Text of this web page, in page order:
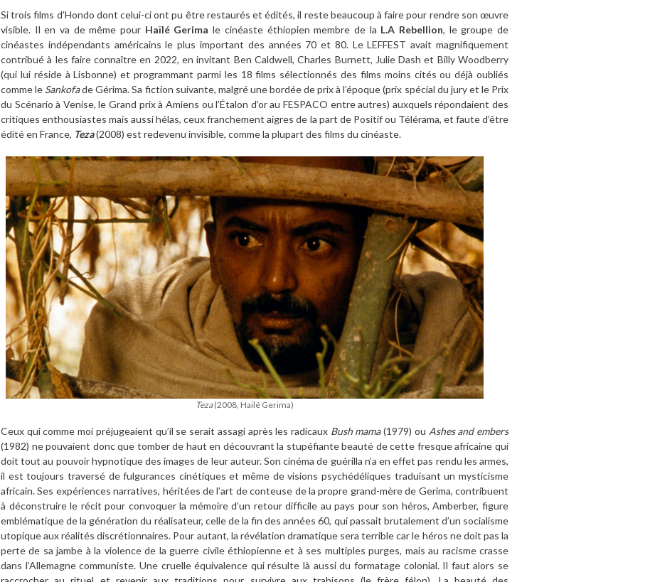
Si trois films d’Hondo dont celui-ci ont pu être restaurés et édités, il reste beaucoup à faire pour rendre son œuvre
visible. Il en va de même pour Haïlé Gerima le cinéaste éthiopien membre de la L.A Rebellion, le groupe de
cinéastes indépendants américains le plus important des années 70 et 80. Le LEFFEST avait magnifiquement
contribué à les faire connaître en 2022, en invitant Ben Caldwell, Charles Burnett, Julie Dash et Billy Woodberry
(qui lui réside à Lisbonne) et programmant parmi les 18 films sélectionnés des films moins cités ou déjà oubliés
comme le Sankofade Gérima. Sa fiction suivante, malgré une bordée de prix à l’époque (prix spécial du jury et le Prix
du Scénario à Venise, le Grand prix à Amiens ou l’Étalon d’or au FESPACO entre autres) auxquels répondaient des
critiques enthousiastes mais aussi hélas, ceux franchement aigres de la part de Positif ou Télérama, et faute d’être
édité en France, Teza(2008) est redevenu invisible, comme la plupart des films du cinéaste.
Teza(2008, Hailé Gerima)
Ceux qui comme moi préjugeaient qu’il se serait assagi après les radicaux Bush mama(1979) ou Ashes and embers
(1982) ne pouvaient donc que tomber de haut en découvrant la stupéfiante beauté de cette fresque africaine qui
doit tout au pouvoir hypnotique des images de leur auteur. Son cinéma de guérilla n’a en effet pas rendu les armes,
il est toujours traversé de fulgurances cinétiques et même de visions psychédéliques traduisant un mysticisme
africain. Ses expériences narratives, héritées de l’art de conteuse de la propre grand-mère de Gerima, contribuent
à déconstruire le récit pour convoquer la mémoire d’un retour difficile au pays pour son héros, Amberber, figure
emblématique de la génération du réalisateur, celle de la fin des années 60, qui passait brutalement d’un socialisme
utopique aux réalités discrétionnaires. Pour autant, la révélation dramatique sera terrible car le héros ne doit pas la
perte de sa jambe à la violence de la guerre civile éthiopienne et à ses multiples purges, mais au racisme crasse
dans l’Allemagne communiste. Une cruelle équivalence qui résulte là aussi du formatage colonial. Il faut alors se